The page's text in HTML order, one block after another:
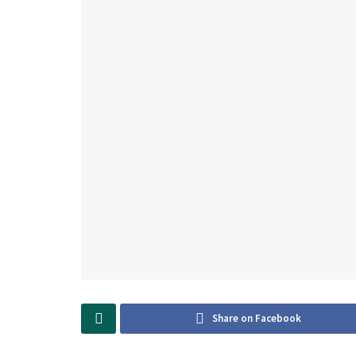
Share on Facebook